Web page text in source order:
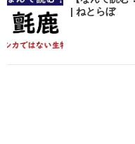
| ねとらぼ